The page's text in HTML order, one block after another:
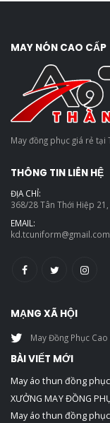
MAY NÓN CAO CẤP
May đồng phục giá rẻ tại
THÔNG TIN LIÊN HỆ
ĐỊA CHỈ:
368/28 Tân Thới Hiệp
EMAIL:
kd.tcuniform@gmail.com
MẠNG XÃ HỘI
May Đồng Phục Cao
BÀI VIẾT MỚI
May áo thun đồng
XƯỞNG MAY ĐỒNG
May áo thun đồng